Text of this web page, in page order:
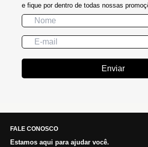
e fique por dentro de todas nossas
Enviar
FALE CONOSCO
Estamos aqui para ajudar você.